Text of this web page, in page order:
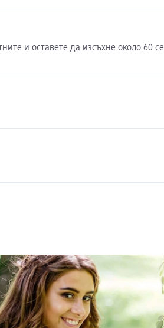
и оставете да изсъхне около 60